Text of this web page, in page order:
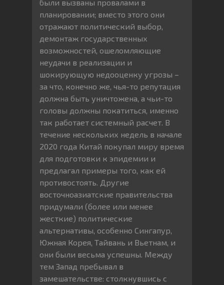
были вызваны провалами в
планировании; вместо этого они
отражают политический выбор,
демонтаж государственных
возможностей, ошеломляющие
неудачи в реализации и
шокирующую недооценку угрозы –
за что, конечно же, чья-то репутация
должна быть уничтожена, а чьи-то
головы должны покатиться, именно
так работает системный расчет. В
течение нескольких недель в начале
2020 года Китай покупал миру время
для подготовки к эпидемии и
предлагал примеры того, как ей
противостоять. Другие
восточноазиатские правительства
придумали (более или менее
жесткие) политические
альтернативы, особенно Сингапур,
Южная Корея, Тайвань и Вьетнам, и
они были весьма успешны. Между
тем Запад пребывал в
замешательстве: столкнувшись с